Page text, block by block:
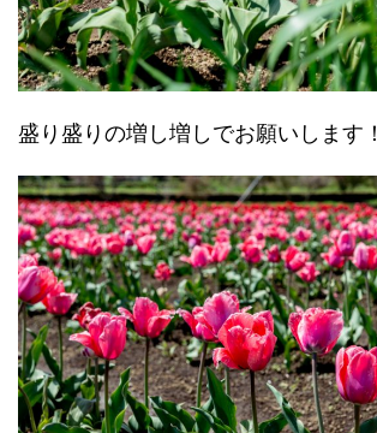
盛り盛りの増し増しでお願いします！